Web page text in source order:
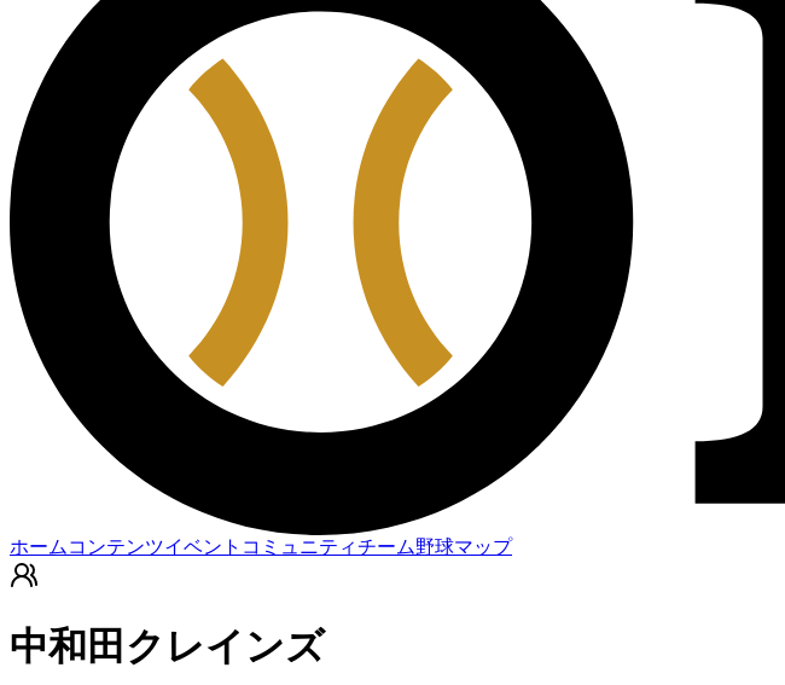
ホーム コンテンツイベント コミュニティチーム野球マップ
中和田クレインズ